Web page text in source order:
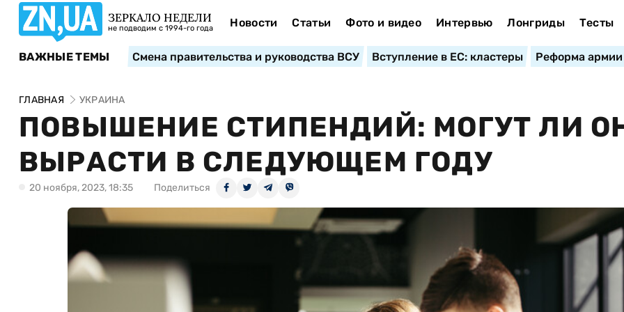
ЗЕРКАЛО НЕДЕЛИ
не подводим с 1994-го года Новости Статьи Фото и видео Интервью Лонгриды Тесты
ВАЖНЫЕ ТЕМЫ Смена правительства и руководства ВСУ Вступление в ЕС: кластеры Реформа армии
ГЛАВНАЯ УКРАИНА
ПОВЫШЕНИЕ СТИПЕНДИЙ: МОГУТ ЛИ
ВЫРАСТИ В СЛЕДУЮЩЕМ ГОДУ
20 ноября, 2023, 18:35 Поделиться